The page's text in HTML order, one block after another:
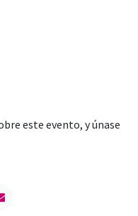
este evento, y únase